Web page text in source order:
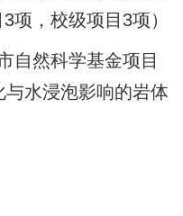
项，校级项目3项）
自然科学基金项目
水浸泡影响的岩体